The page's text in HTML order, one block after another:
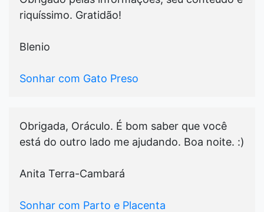
riquíssimo. Gratidão!
Blenio
Sonhar com Gato Preso
Obrigada, Oráculo. É bom saber que você
está do outro lado me ajudando. Boa noite. :)
Anita Terra-Cambará
Sonhar com Parto e Placenta